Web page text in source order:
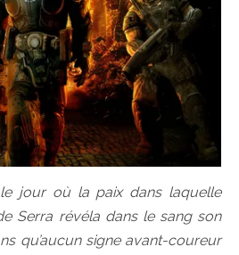
le jour où la paix dans laquelle
Serra révéla dans le sang son
qu’aucun signe avant-coureur